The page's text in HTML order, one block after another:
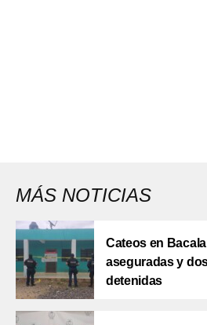
MÁS NOTICIAS
Cateos en
aseguradas y
detenidas